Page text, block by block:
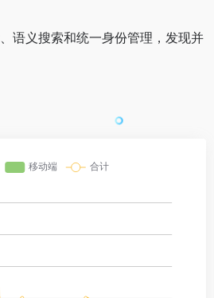
语义搜索和统一身份管理，发现并